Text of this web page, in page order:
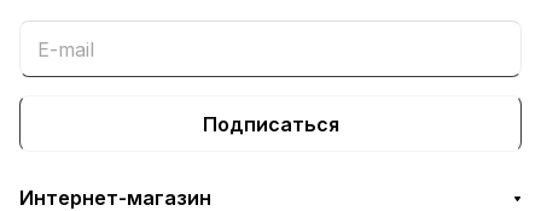
Подписаться
Интернет-магазин